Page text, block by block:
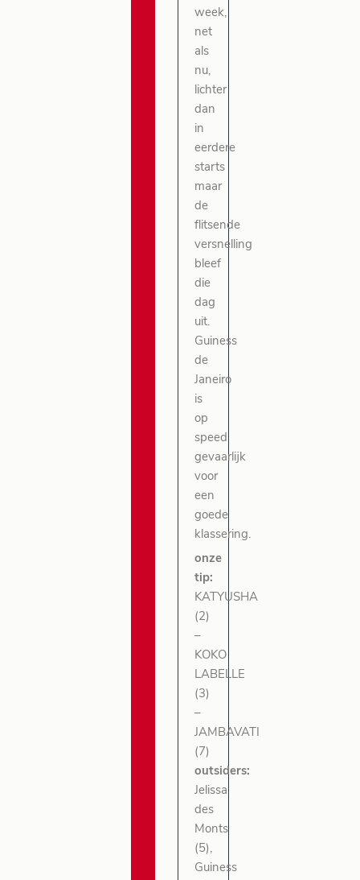
week,
net
als
nu,
lichter
dan
in
eerdere
starts
maar
de
flitsende
versnelling
bleef
die
dag
uit.
Guiness
de
Janeiro
is
op
speed
gevaarlijk
voor
een
goede
klassering.
onze
tip:
KATYUSHA
(2)
–
KOKO
LABELLE
(3)
–
JAMBAVATI
(7)
outsiders:
Jelissa
des
Monts
(5),
Guiness